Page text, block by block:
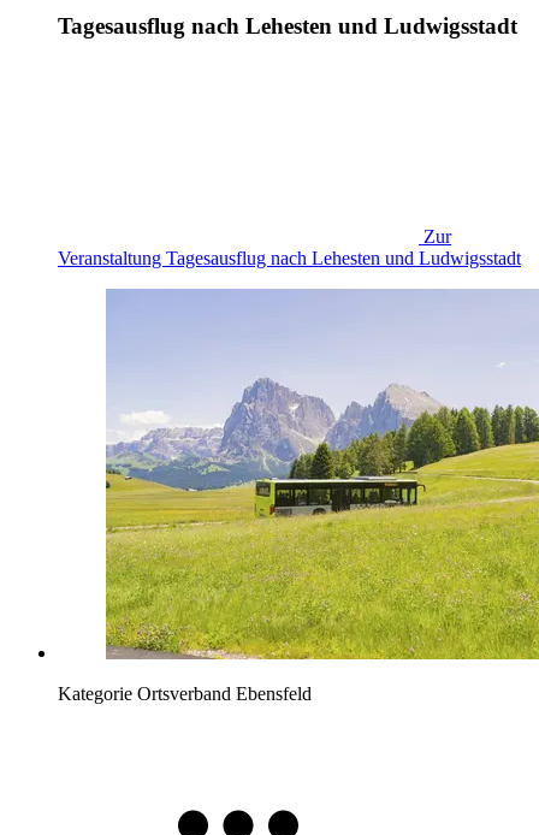
Tagesausflug nach Lehesten und Ludwigsstadt
Zur
Veranstaltung Tagesausflug nach Lehesten und Ludwigsstadt
Kategorie Ortsverband Ebensfeld